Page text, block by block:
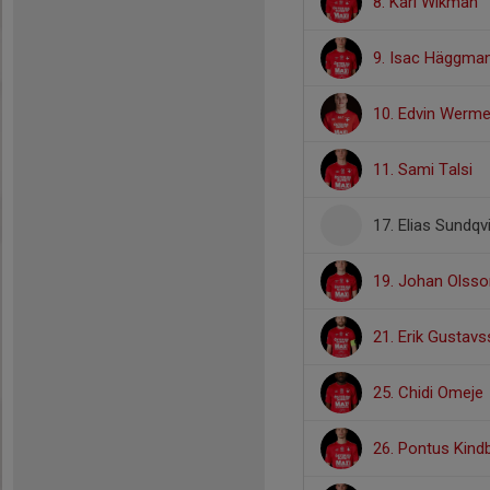
9. Isac
10. Edvin Werme
11. Sami Talsi
17. Elias
19. Johan
21. Erik
25. Chidi Omeje
26. Pontus